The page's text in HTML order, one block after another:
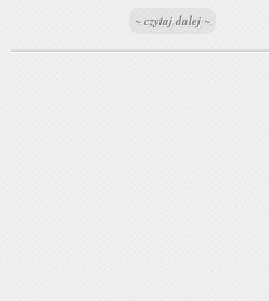
~ czytaj dalej ~